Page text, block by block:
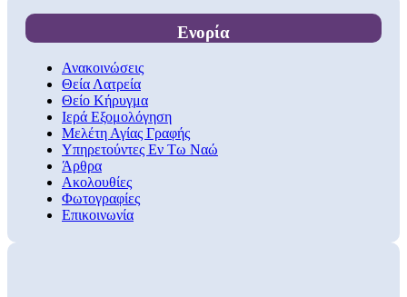
Ενορία
Ανακοινώσεις
Θεία Λατρεία
Θείο Κήρυγμα
Ιερά Εξομολόγηση
Μελέτη Αγίας Γραφής
Υπηρετούντες Εν Τω Ναώ
Άρθρα
Ακολουθίες
Φωτογραφίες
Επικοινωνία